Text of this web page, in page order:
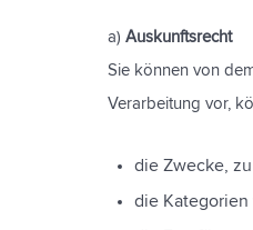
a) Auskunftsrecht
Sie können von
Verarbeitung vor,
die Zwecke,
die